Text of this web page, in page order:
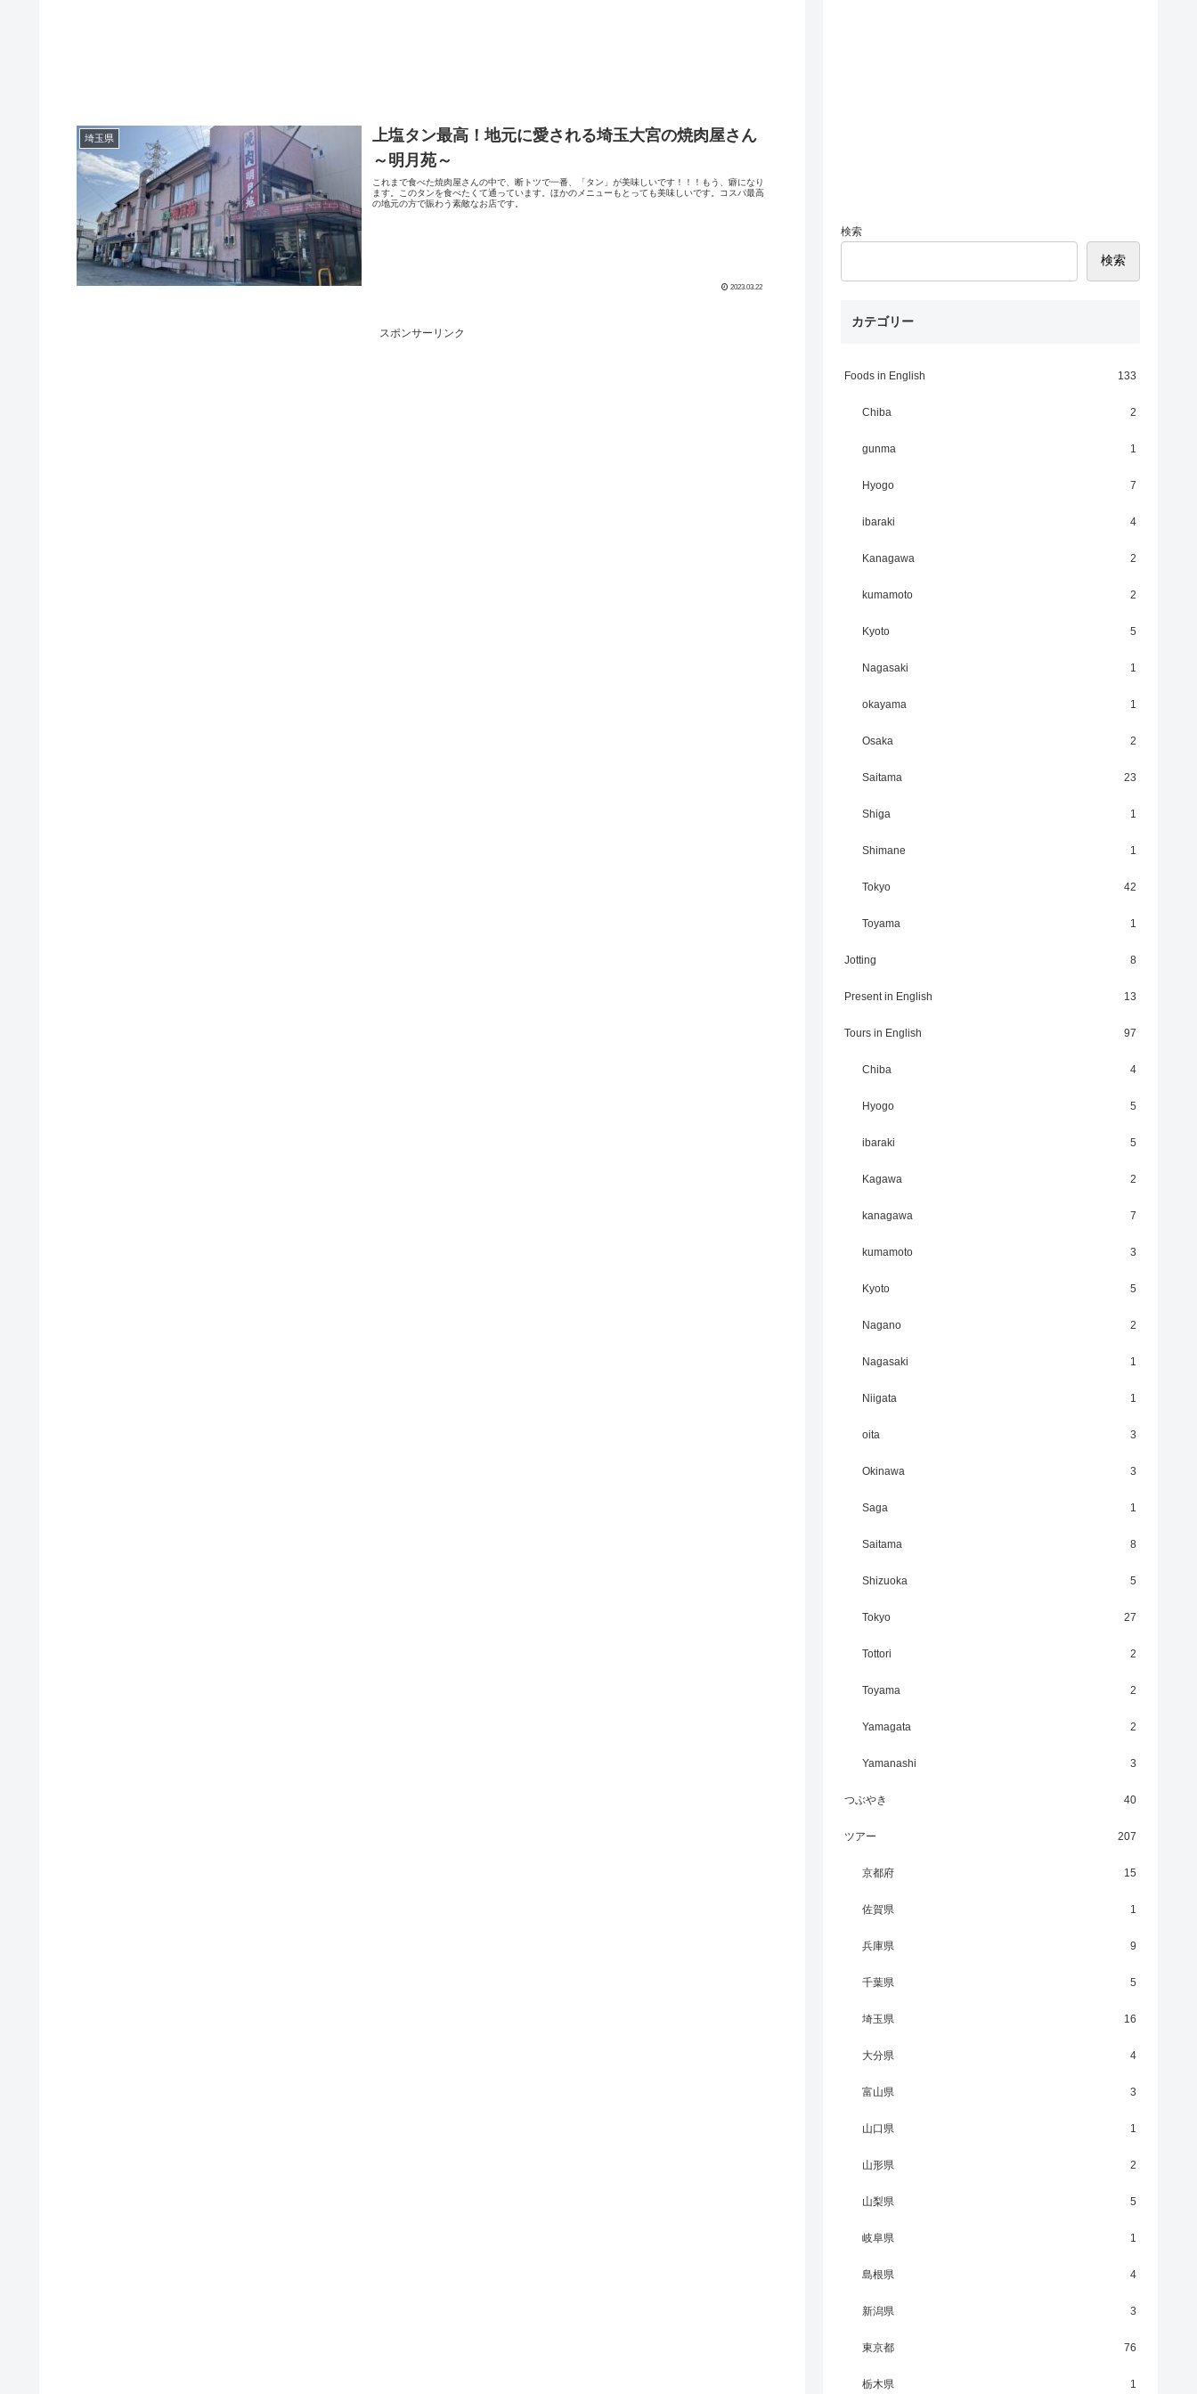
埼玉県
上塩タン最高！地元に愛される埼玉大宮の焼肉屋さん
～明月苑～
これまで食べた焼肉屋さんの中で、断トツで一番、「タン」が美味しいです！！！もう、癖になり
ます。このタンを食べたくて通っています。ほかのメニューもとっても美味しいです。コスパ最高
の地元の方で賑わう素敵なお店です。
2023.03.22
スポンサーリンク
検索
検索
カテゴリー
Foods in English 133
Chiba 2
gunma 1
Hyogo 7
ibaraki 4
Kanagawa 2
kumamoto 2
Kyoto 5
Nagasaki 1
okayama 1
Osaka 2
Saitama 23
Shiga 1
Shimane 1
Tokyo 42
Toyama 1
Jotting 8
Present in English 13
Tours in English 97
Chiba 4
Hyogo 5
ibaraki 5
Kagawa 2
kanagawa 7
kumamoto 3
Kyoto 5
Nagano 2
Nagasaki 1
Niigata 1
oita 3
Okinawa 3
Saga 1
Saitama 8
Shizuoka 5
Tokyo 27
Tottori 2
Toyama 2
Yamagata 2
Yamanashi 3
つぶやき 40
ツアー 207
京都府 15
佐賀県 1
兵庫県 9
千葉県 5
埼玉県 16
大分県 4
富山県 3
山口県 1
山形県 2
山梨県 5
岐阜県 1
島根県 4
新潟県 3
東京都 76
栃木県 1